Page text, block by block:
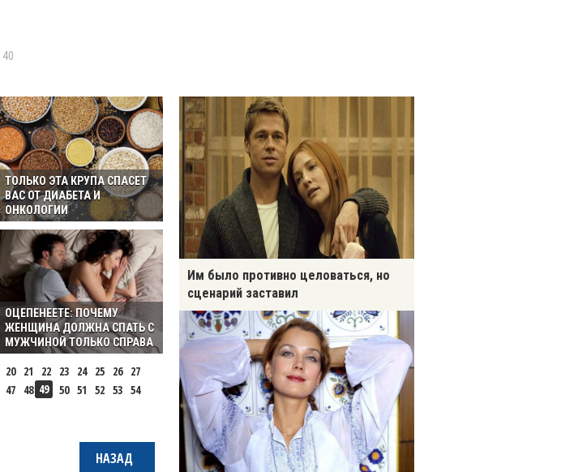
41
ТОЛЬКО ЭТА КРУПА СПАСЕТ
ВАС ОТ ДИАБЕТА И
ОНКОЛОГИИ
ОЦЕПЕНЕЕТЕ: ПОЧЕМУ
ЖЕНЩИНА ДОЛЖНА СПАТЬ С
МУЖЧИНОЙ ТОЛЬКО СПРАВА
20 21 22 23 24 25 26 27
47 48 49 50 51 52 53 54
НАЗАД
Им было противно целоваться, но
сценарий заставил